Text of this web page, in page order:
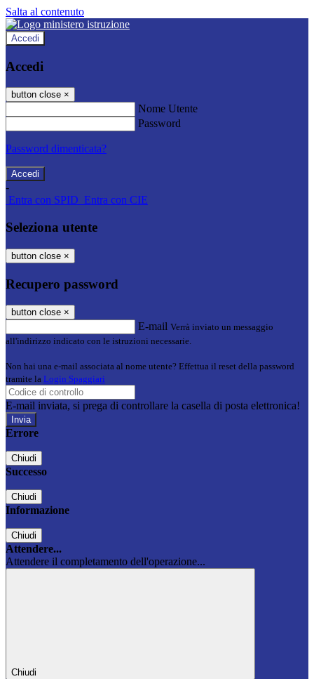
Salta al contenuto
Accedi
Accedi
button close ×
Nome Utente
Password
Password dimenticata?
-
Entra con SPID Entra con CIE
Seleziona utente
button close ×
Recupero password
button close ×
E-mail Verrà inviato un messaggio
all'indirizzo indicato con le istruzioni necessarie.
Non hai una e-mail associata al nome utente? Effettua il reset della password
tramite la Login Spaggiari
E-mail inviata, si prega di controllare la casella di posta elettronica!
Errore
Chiudi
Successo
Chiudi
Informazione
Chiudi
Attendere...
Attendere il completamento dell'operazione...
Chiudi